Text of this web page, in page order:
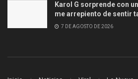
Karol G sorprende con
me arrepiento de sentir
7 DE AGOSTO DE 2026